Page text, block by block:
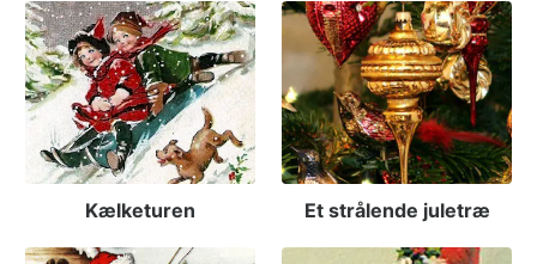
Kælketuren Et strålende juletræ